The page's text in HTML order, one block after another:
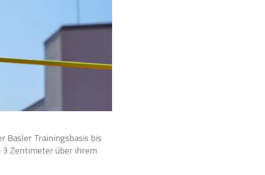
Basler Trainingsbasis bis
3 Zentimeter über ihrem